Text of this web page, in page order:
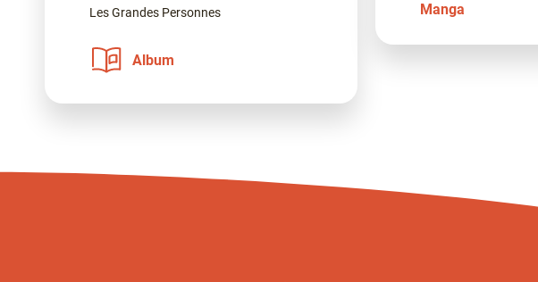
Les Grandes Personnes
Album
Manga